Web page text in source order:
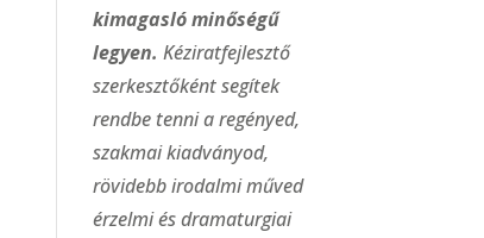
kimagasló minőségű
legyen. Kéziratfejlesztő
szerkesztőként segítek
rendbe tenni a regényed,
szakmai kiadványod,
rövidebb irodalmi műved
érzelmi és dramaturgiai